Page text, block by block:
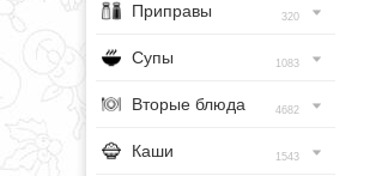
Приправы 320
Супы 1083
Вторые блюда 4682
Каши 1543